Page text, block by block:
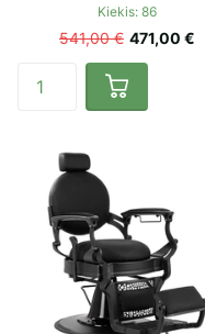
Kiekis: 86
541,00 € 471,00 €